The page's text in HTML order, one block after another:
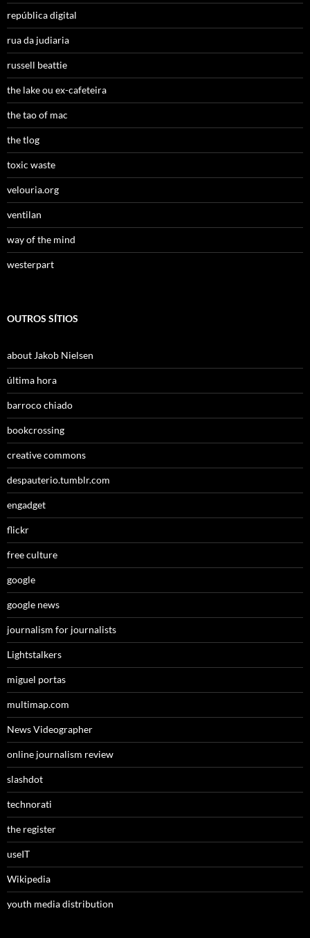
república digital
rua da judiaria
russell beattie
the lake ou ex-cafeteira
the tao of mac
the tlog
toxic waste
velouria.org
ventilan
way of the mind
westerpart
OUTROS SÍTIOS
about Jakob Nielsen
última hora
barroco chiado
bookcrossing
creative commons
despauterio.tumblr.com
engadget
flickr
free culture
google
google news
journalism for journalists
Lightstalkers
miguel portas
multimap.com
News Videographer
online journalism review
slashdot
technorati
the register
useIT
Wikipedia
youth media distribution